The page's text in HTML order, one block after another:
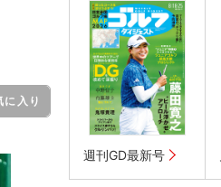
に入り
週刊GD最新号